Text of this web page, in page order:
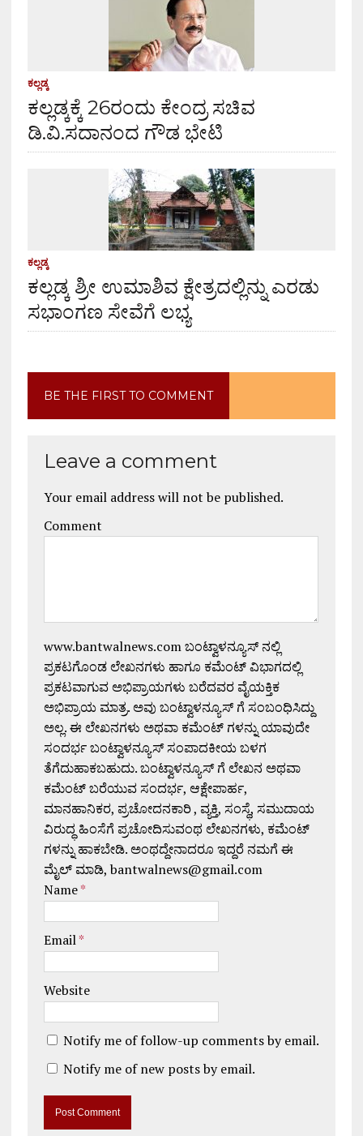
ಕಲ್ಲಡ್ಕ
ಕಲ್ಲಡ್ಕಕ್ಕೆ 26ರಂದು ಕೇಂದ್ರ ಸಚಿವ
ಡಿ.ವಿ.ಸದಾನಂದ ಗೌಡ ಭೇಟಿ
ಕಲ್ಲಡ್ಕ
ಕಲ್ಲಡ್ಕ ಶ್ರೀ ಉಮಾಶಿವ ಕ್ಷೇತ್ರದಲ್ಲಿನ್ನು ಎರಡು
ಸಭಾಂಗಣ ಸೇವೆಗೆ ಲಭ್ಯ
BE THE FIRST TO COMMENT
Leave a comment
Your email address will not be published.
Comment
www.bantwalnews.com ಬಂಟ್ವಾಳನ್ಯೂಸ್ ನಲ್ಲಿ
ಪ್ರಕಟಗೊಂಡ ಲೇಖನಗಳು ಹಾಗೂ ಕಮೆಂಟ್ ವಿಭಾಗದಲ್ಲಿ
ಪ್ರಕಟವಾಗುವ ಅಭಿಪ್ರಾಯಗಳು ಬರೆದವರ ವೈಯಕ್ತಿಕ
ಅಭಿಪ್ರಾಯ ಮಾತ್ರ. ಅವು ಬಂಟ್ವಾಳನ್ಯೂಸ್ ಗೆ ಸಂಬಂಧಿಸಿದ್ದು
ಅಲ್ಲ. ಈ ಲೇಖನಗಳು ಅಥವಾ ಕಮೆಂಟ್ ಗಳನ್ನು ಯಾವುದೇ
ಸಂದರ್ಭ ಬಂಟ್ವಾಳನ್ಯೂಸ್ ಸಂಪಾದಕೀಯ ಬಳಗ
ತೆಗೆದುಹಾಕಬಹುದು. ಬಂಟ್ವಾಳನ್ಯೂಸ್ ಗೆ ಲೇಖನ ಅಥವಾ
ಕಮೆಂಟ್ ಬರೆಯುವ ಸಂದರ್ಭ, ಆಕ್ಷೇಪಾರ್ಹ,
ಮಾನಹಾನಿಕರ, ಪ್ರಚೋದನಕಾರಿ , ವ್ಯಕ್ತಿ, ಸಂಸ್ಥೆ, ಸಮುದಾಯ
ವಿರುದ್ಧ ಹಿಂಸೆಗೆ ಪ್ರಚೋದಿಸುವಂಥ ಲೇಖನಗಳು, ಕಮೆಂಟ್
ಗಳನ್ನು ಹಾಕಬೇಡಿ. ಅಂಥದ್ದೇನಾದರೂ ಇದ್ದರೆ ನಮಗೆ ಈ
ಮೈಲ್ ಮಾಡಿ, bantwalnews@gmail.com
Name*
Email*
Website
Notify me of follow-up comments by email.
Notify me of new posts by email.